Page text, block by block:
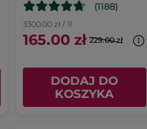
(1188)
3300.00 zł / 1l
165.00 zł 229.00 zł
DODAJ DO
KOSZYKA